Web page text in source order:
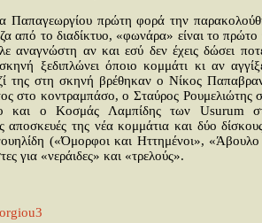
Παπαγεωργίου πρώτη φορά την
από το διαδίκτυο, «φωνάρα» είναι το
αναγνώστη αν και εσύ δεν έχεις δώσει
ξεδιπλώνει όποιο κομμάτι κι αν
της στη σκηνή βρέθηκαν ο Νίκος
στo κοντραμπάσο, ο Σταύρος Ρουμελιώτης
και ο Κοσμάς Λαμπίδης των Usurum
αποσκευές της νέα κομμάτια και δύο
(«Όμορφοι και Ηττημένοι»,
για «νεράιδες» και «τρελούς».